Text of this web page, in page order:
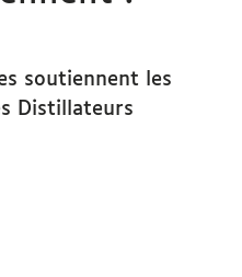
soutiennent les
Distillateurs